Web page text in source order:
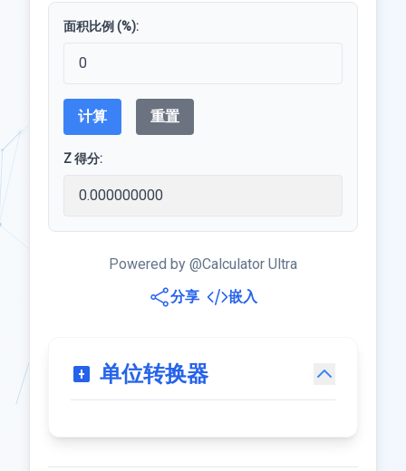
面积比例 (%):
计算 重置
Z 得分:
Powered by @Calculator Ultra
分享
嵌入
单位转换器